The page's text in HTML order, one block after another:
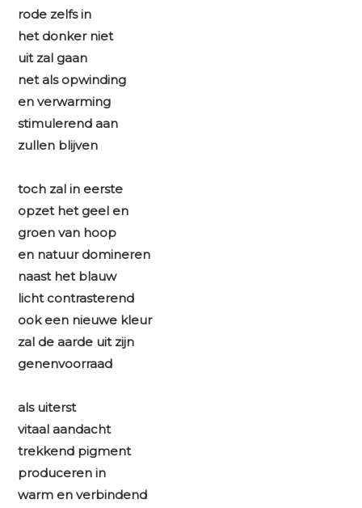
rode zelfs in
het donker niet
uit zal gaan
net als opwinding
en verwarming
stimulerend aan
zullen blijven
toch zal in eerste
opzet het geel en
groen van hoop
en natuur domineren
naast het blauw
licht contrasterend
ook een nieuwe kleur
zal de aarde uit zijn
genenvoorraad
als uiterst
vitaal aandacht
trekkend pigment
produceren in
warm en verbindend